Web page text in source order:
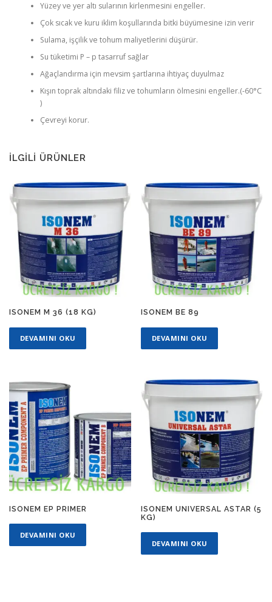
Yüzey ve yer altı sularının kirlenmesini engeller.
Çok sıcak ve kuru iklim koşullarında bitki büyümesine izin verir
Sulama, işçilik ve tohum maliyetlerini düşürür.
Su tüketimi P – p tasarruf sağlar
Ağaçlandırma için mevsim şartlarına ihtiyaç duyulmaz
Kışın toprak altındaki filiz ve tohumların ölmesini engeller.(-60°C
)
Çevreyi korur.
İLGILI ÜRÜNLER
ISONEM M 36 (18 KG)
DEVAMINI OKU
ISONEM BE 89
DEVAMINI OKU
ISONEM EP PRIMER
DEVAMINI OKU
ISONEM UNIVERSAL ASTAR (5
KG)
DEVAMINI OKU